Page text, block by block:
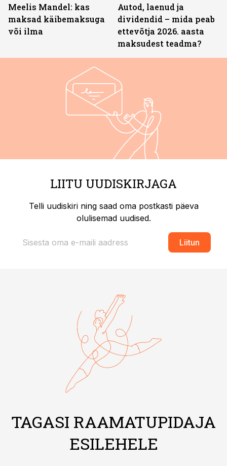
Meelis Mandel: kas
maksad käibemaksuga
või ilma
Autod, laenud ja
dividendid – mida peab
ettevõtja 2026. aasta
maksudest teadma?
LIITU UUDISKIRJAGA
Telli uudiskiri ning saad oma postkasti päeva
olulisemad uudised.
Liitun
TAGASI RAAMATUPIDAJA
ESILEHELE